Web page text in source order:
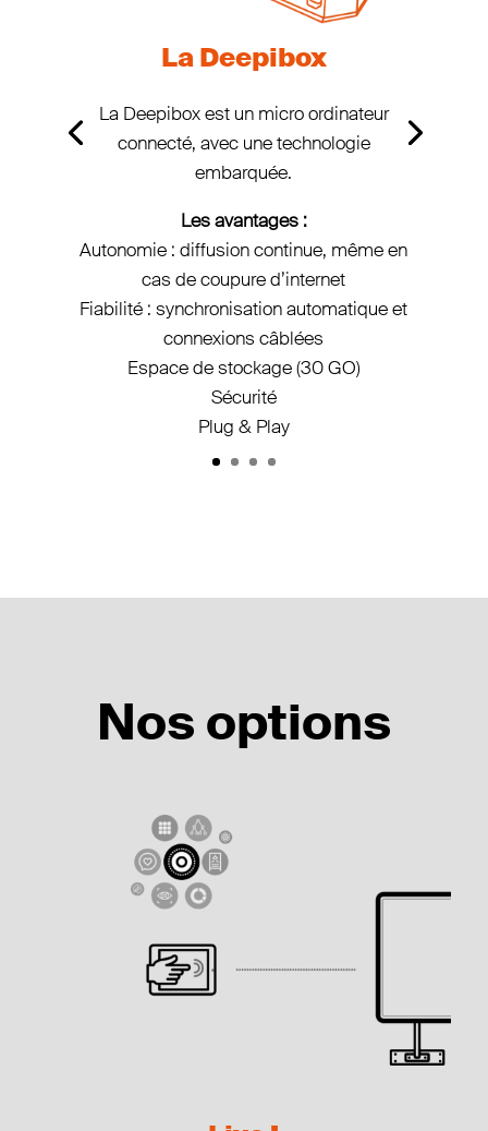
La Deepibox
La Deepibox est un micro ordinateur
connecté, avec une technologie
embarquée.
Les avantages :
Autonomie : diffusion continue, même en
cas de coupure d’internet
Fiabilité : synchronisation automatique et
connexions câblées
Espace de stockage (30 GO)
Sécurité
Plug & Play
Nos options